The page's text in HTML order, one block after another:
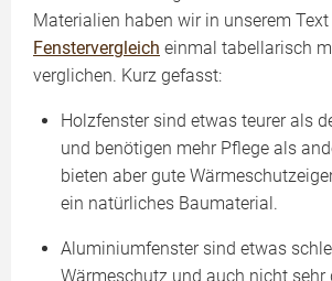
Materialien haben wir in unserem
Fenstervergleich einmal tabellarisch
verglichen. Kurz gefasst:
Holzfenster sind etwas teurer als
und benötigen mehr Pflege als
bieten aber gute
ein natürliches Baumaterial.
Aluminiumfenster sind etwas
Wärmeschutz und auch nicht sehr